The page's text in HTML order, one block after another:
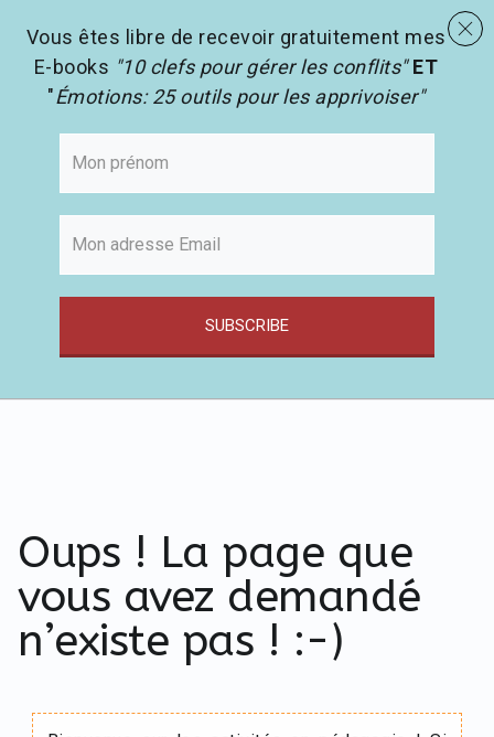
menu Les activités en pédagogie search
Oups ! La page que
vous avez demandé
n’existe pas ! :-)
Vous êtes libre de recevoir gratuitement mes
E-books "10 clefs pour gérer les conflits" ET
"Émotions: 25 outils pour les apprivoiser"
SUBSCRIBE